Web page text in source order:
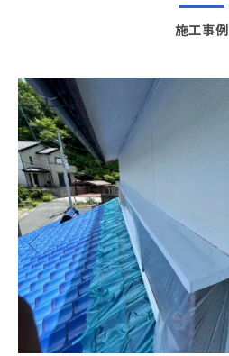
施工事例